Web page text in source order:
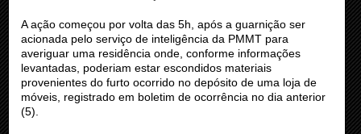
A ação começou por volta das 5h, após a guarnição ser
acionada pelo serviço de inteligência da PMMT para
averiguar uma residência onde, conforme informações
levantadas, poderiam estar escondidos materiais
provenientes do furto ocorrido no depósito de uma loja de
móveis, registrado em boletim de ocorrência no dia anterior
(5).